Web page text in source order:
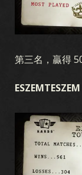
第三名，贏得
ESZEMTESZEM
聯合戰線
軍團
突破